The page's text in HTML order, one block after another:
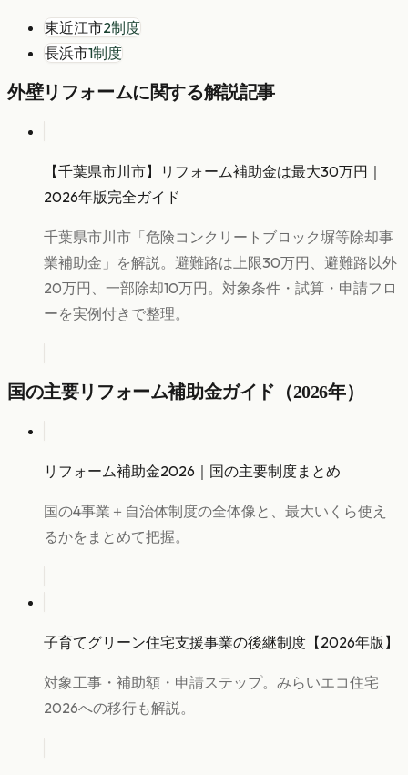
東近江市2制度
長浜市1制度
外壁リフォームに関する解説記事
【千葉県市川市】リフォーム補助金は最大30万円｜
2026年版完全ガイド
千葉県市川市「危険コンクリートブロック塀等除却事
業補助金」を解説。避難路は上限30万円、避難路以外
20万円、一部除却10万円。対象条件・試算・申請フロ
ーを実例付きで整理。
国の主要リフォーム補助金ガイド（2026年）
リフォーム補助金2026｜国の主要制度まとめ
国の4事業＋自治体制度の全体像と、最大いくら使え
るかをまとめて把握。
子育てグリーン住宅支援事業の後継制度【2026年版】
対象工事・補助額・申請ステップ。みらいエコ住宅
2026への移行も解説。